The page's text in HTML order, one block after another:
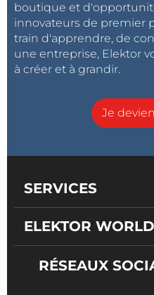
boutique et
innovateurs de premier
train d'apprendre, de
une entreprise, Elektor
à créer et à grandir.
Je
SERVICES
ELEKTOR WORLD
RÉSEAUX